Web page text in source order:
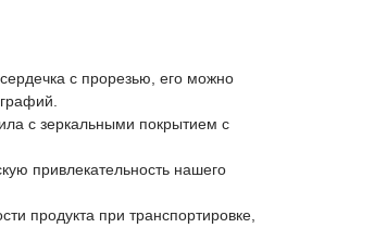
с прорезью, его можно
с зеркальными покрытием с
привлекательность нашего
продукта при транспортировке,